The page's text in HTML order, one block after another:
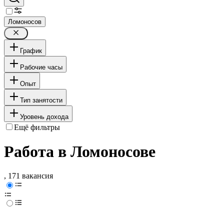
Ломоносов
График
Рабочие часы
Опыт
Тип занятости
Уровень дохода
Ещё фильтры
Работа в Ломоносове
, 171 вакансия